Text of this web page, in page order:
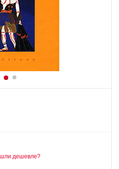
дешевле?